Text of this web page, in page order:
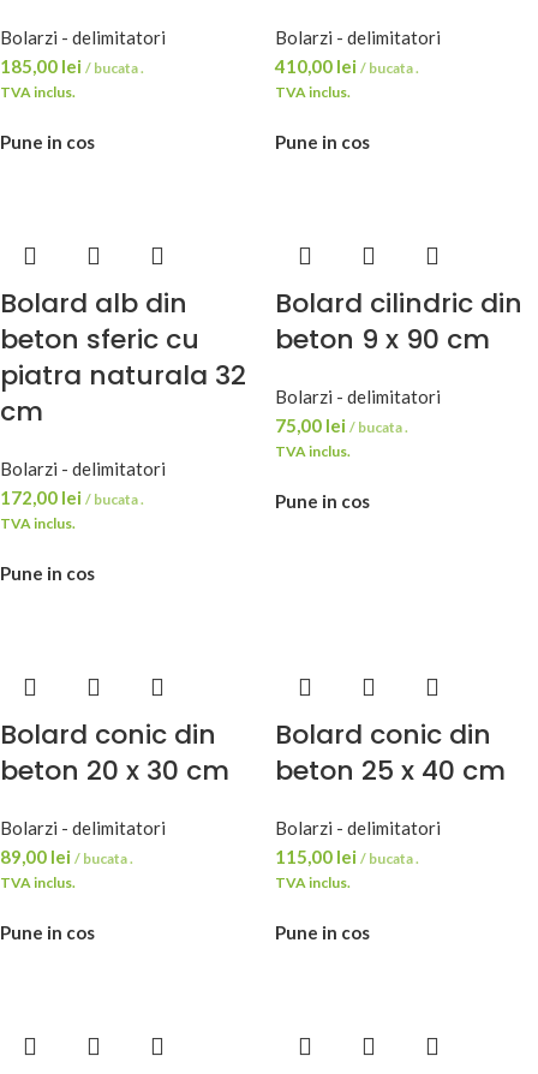
Bolarzi - delimitatori
185,00 lei / bucata .
TVA inclus.
Pune in cos
Bolarzi - delimitatori
410,00 lei / bucata .
TVA inclus.
Pune in cos
Bolard alb din
beton sferic cu
piatra naturala 32
cm
Bolarzi - delimitatori
172,00 lei / bucata .
TVA inclus.
Pune in cos
Bolard cilindric din
beton 9 x 90 cm
Bolarzi - delimitatori
75,00 lei / bucata .
TVA inclus.
Pune in cos
Bolard conic din
beton 20 x 30 cm
Bolarzi - delimitatori
89,00 lei / bucata .
TVA inclus.
Pune in cos
Bolard conic din
beton 25 x 40 cm
Bolarzi - delimitatori
115,00 lei / bucata .
TVA inclus.
Pune in cos